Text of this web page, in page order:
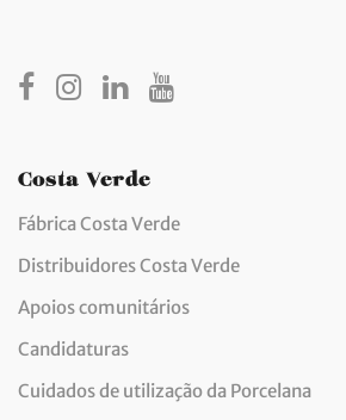
Costa Verde
Fábrica Costa Verde
Distribuidores Costa Verde
Apoios comunitários
Candidaturas
Cuidados de utilização da Porcelana